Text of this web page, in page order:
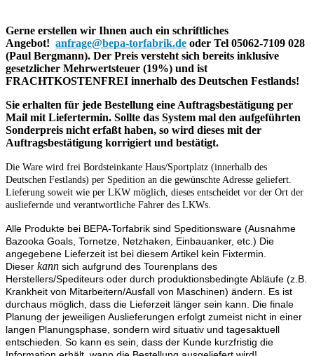
Gerne erstellen wir Ihnen auch ein schriftliches
Angebot! anfrage@bepa-torfabrik.de oder Tel 05062-7109 028
(Paul Bergmann). Der Preis versteht sich bereits inklusive
gesetzlicher Mehrwertsteuer (19%) und ist
FRACHTKOSTENFREI innerhalb des Deutschen Festlands!
Sie erhalten für jede Bestellung eine Auftragsbestätigung per
Mail mit Liefertermin. Sollte das System mal den aufgeführten
Sonderpreis nicht erfaßt haben, so wird dieses mit der
Auftragsbestätigung korrigiert und bestätigt.
Die Ware wird frei Bordsteinkante Haus/Sportplatz (innerhalb des
Deutschen Festlands) per Spedition an die gewünschte Adresse geliefert.
Lieferung soweit wie per LKW möglich, dieses entscheidet vor der Ort der
ausliefernde und verantwortliche Fahrer des LKWs.
Alle Produkte bei BEPA-Torfabrik sind Speditionsware (Ausnahme
Bazooka Goals, Tornetze, Netzhaken, Einbauanker, etc.) Die
angegebene Lieferzeit ist bei diesem Artikel kein Fixtermin.
Dieser kann sich aufgrund des Tourenplans des
Herstellers/Spediteurs oder durch produktionsbedingte Abläufe (z.B.
Krankheit von Mitarbeitern/Ausfall von Maschinen) ändern. Es ist
durchaus möglich, dass die Lieferzeit länger sein kann. Die finale
Planung der jeweiligen Auslieferungen erfolgt zumeist nicht in einer
langen Planungsphase, sondern wird situativ und tagesaktuell
entschieden. So kann es sein, dass der Kunde kurzfristig die